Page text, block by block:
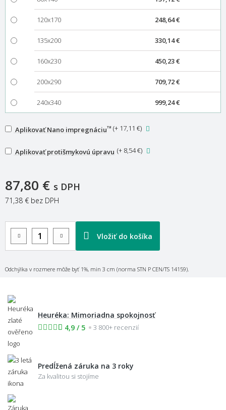
120x170 248,64 €
135x200 330,14 €
160x230 450,23 €
200x290 709,72 €
240x340 999,24 €
Aplikovať Nano impregnáciu™ (+ 17,11 €)
Aplikovať protišmykovú úpravu (+ 8,54 €)
87,80 € s DPH
71,38 € bez DPH
Vložiť do košíka
Odchýlka v rozmere môže byť 1%, min 3 cm (norma STN P CEN/TS 14159).
Heuréka: Mimoriadna spokojnosť
4,9 / 5
3 800+ recenzií
Predĺžená záruka na 3 roky
Za kvalitou si stojíme